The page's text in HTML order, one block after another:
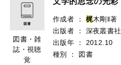
図書・雑
誌・視聴
覚
作成者 ： 梶木剛‖著
出版者
：
深夜叢書社
出版年
：
2012.10
種別
： 図書